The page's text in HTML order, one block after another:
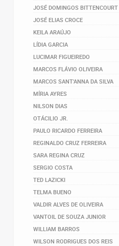
JOSÉ DOMINGOS BITTENCOURT
JOSÉ ELIAS CROCE
KEILA ARAÚJO
LÍDIA GARCIA
LUCIMAR FIGUEIREDO
MARCOS FLÁVIO OLIVEIRA
MARCOS SANT'ANNA DA SILVA
MÍRIA AYRES
NILSON DIAS
OTÁCILIO JR.
PAULO RICARDO FERREIRA
REGINALDO CRUZ FERREIRA
SARA REGINA CRUZ
SERGIO COSTA
TED LAZICKI
TELMA BUENO
VALDIR ALVES DE OLIVEIRA
VANTOIL DE SOUZA JUNIOR
WILLIAM BARROS
WILSON RODRIGUES DOS REIS